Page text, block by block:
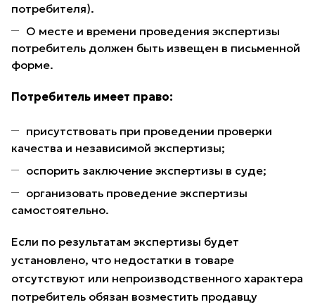
потребителя).
О месте и времени проведения экспертизы
потребитель должен быть извещен в письменной
форме.
Потребитель имеет право:
присутствовать при проведении проверки
качества и независимой экспертизы;
оспорить заключение экспертизы в суде;
организовать проведение экспертизы
самостоятельно.
Если по результатам экспертизы будет
установлено, что недостатки в товаре
отсутствуют или непроизводственного характера
потребитель обязан возместить продавцу